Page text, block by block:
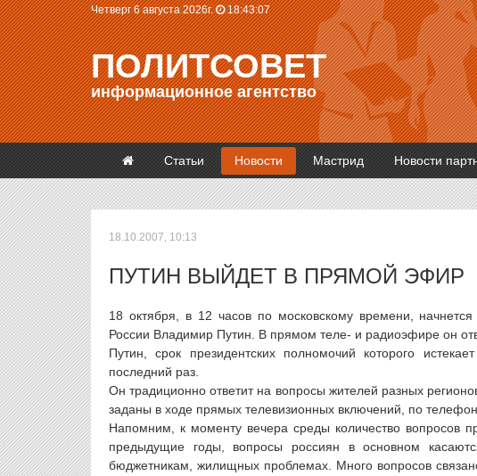
Четверг 6 августа 2026г. 18:43:07
ПОЛИТСОВЕТ
информационное агентство
Статьи Новости Мастрид Новости
18.10.2007, 10:13
ПУТИН ВЫЙДЕТ В ПРЯМОЙ ЭФИР
18 октября, в 12 часов по московскому времени,
России Владимир Путин. В прямом теле- и радиоэфире он
Путин, срок президентских полномочий которого
последний раз.
Он традиционно ответит на вопросы жителей разных
заданы в ходе прямых телевизионных включений, по
Напомним, к моменту вечера среды количество вопросов
предыдущие годы, вопросы россиян в основном
бюджетникам, жилищных проблемах. Много вопросов